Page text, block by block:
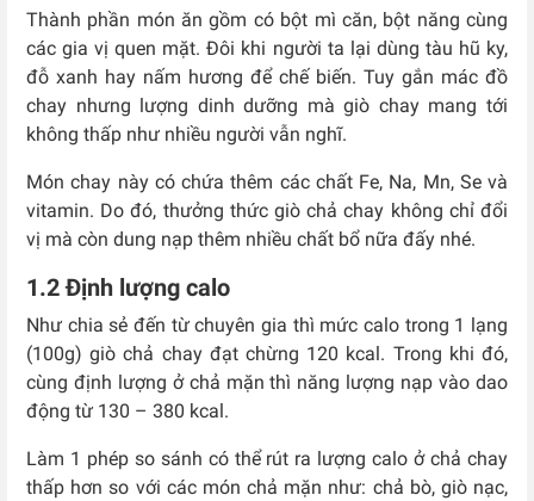
Thành phần món ăn gồm có bột mì căn, bột năng cùng
các gia vị quen mặt. Đôi khi người ta lại dùng tàu hũ ky,
đỗ xanh hay nấm hương để chế biến. Tuy gắn mác đồ
chay nhưng lượng dinh dưỡng mà giò chay mang tới
không thấp như nhiều người vẫn nghĩ.
Món chay này có chứa thêm các chất Fe, Na, Mn, Se và
vitamin. Do đó, thưởng thức giò chả chay không chỉ đổi
vị mà còn dung nạp thêm nhiều chất bổ nữa đấy nhé.
1.2 Định lượng calo
Như chia sẻ đến từ chuyên gia thì mức calo trong 1 lạng
(100g) giò chả chay đạt chừng 120 kcal. Trong khi đó,
cùng định lượng ở chả mặn thì năng lượng nạp vào dao
động từ 130 – 380 kcal.
Làm 1 phép so sánh có thể rút ra lượng calo ở chả chay
thấp hơn so với các món chả mặn như: chả bò, giò nạc,